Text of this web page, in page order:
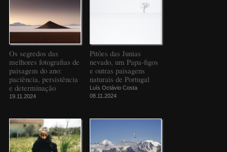
Os segredos das
melhores fotografias de
paisagem do ano:
paciência, persistência
e determinação
19.11.2024
Pitões das Junias
nevado, um Papa-figos
e outras paisagens
naturais de Portugal
Luís Octávio Costa
08.11.2024